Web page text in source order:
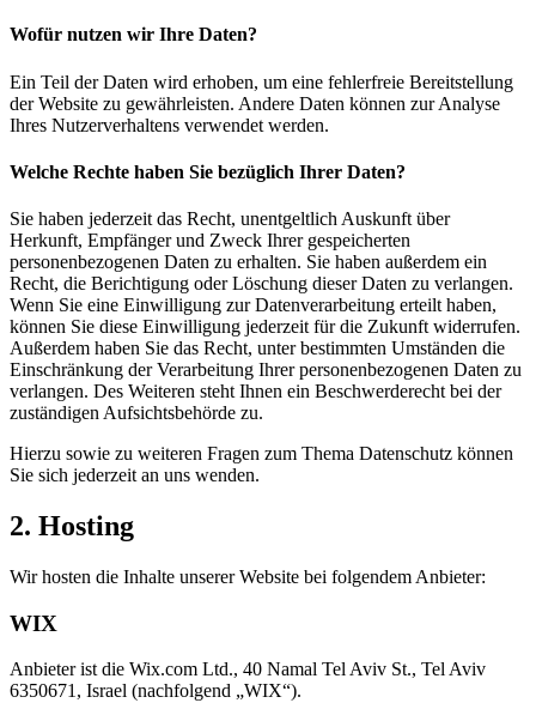
Wofür nutzen wir Ihre Daten?
Ein Teil der Daten wird erhoben, um eine fehlerfreie Bereitstellung
der Website zu gewährleisten. Andere Daten können zur Analyse
Ihres Nutzerverhaltens verwendet werden.
Welche Rechte haben Sie bezüglich Ihrer Daten?
Sie haben jederzeit das Recht, unentgeltlich Auskunft über
Herkunft, Empfänger und Zweck Ihrer gespeicherten
personenbezogenen Daten zu erhalten. Sie haben außerdem ein
Recht, die Berichtigung oder Löschung dieser Daten zu verlangen.
Wenn Sie eine Einwilligung zur Datenverarbeitung erteilt haben,
können Sie diese Einwilligung jederzeit für die Zukunft widerrufen.
Außerdem haben Sie das Recht, unter bestimmten Umständen die
Einschränkung der Verarbeitung Ihrer personenbezogenen Daten zu
verlangen. Des Weiteren steht Ihnen ein Beschwerderecht bei der
zuständigen Aufsichtsbehörde zu.
Hierzu sowie zu weiteren Fragen zum Thema Datenschutz können
Sie sich jederzeit an uns wenden.
2. Hosting
Wir hosten die Inhalte unserer Website bei folgendem Anbieter:
WIX
Anbieter ist die Wix.com Ltd., 40 Namal Tel Aviv St., Tel Aviv
6350671, Israel (nachfolgend „WIX“).